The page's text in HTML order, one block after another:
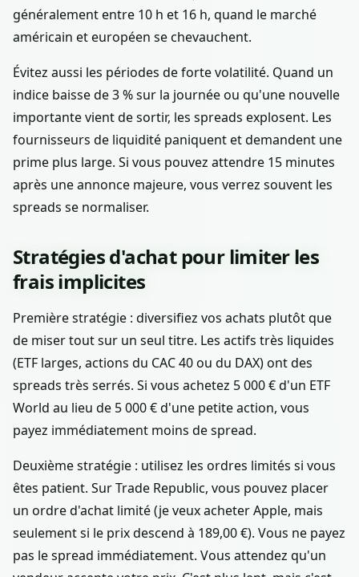
généralement entre 10 h et 16 h, quand le marché
américain et européen se chevauchent.
Évitez aussi les périodes de forte volatilité. Quand un
indice baisse de 3 % sur la journée ou qu'une nouvelle
importante vient de sortir, les spreads explosent. Les
fournisseurs de liquidité paniquent et demandent une
prime plus large. Si vous pouvez attendre 15 minutes
après une annonce majeure, vous verrez souvent les
spreads se normaliser.
Stratégies d'achat pour limiter les
frais implicites
Première stratégie : diversifiez vos achats plutôt que
de miser tout sur un seul titre. Les actifs très liquides
(ETF larges, actions du CAC 40 ou du DAX) ont des
spreads très serrés. Si vous achetez 5 000 € d'un ETF
World au lieu de 5 000 € d'une petite action, vous
payez immédiatement moins de spread.
Deuxième stratégie : utilisez les ordres limités si vous
êtes patient. Sur Trade Republic, vous pouvez placer
un ordre d'achat limité (je veux acheter Apple, mais
seulement si le prix descend à 189,00 €). Vous ne payez
pas le spread immédiatement. Vous attendez qu'un